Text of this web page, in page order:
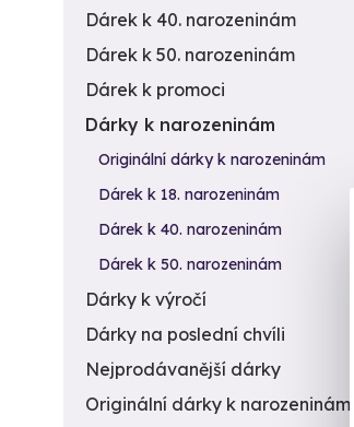
Dárek k 40. narozeninám
Dárek k 50. narozeninám
Dárek k promoci
Dárky k narozeninám
Originální dárky k narozeninám
Dárek k 18. narozeninám
Dárek k 40. narozeninám
Dárek k 50. narozeninám
Dárky k výročí
Dárky na poslední chvíli
Nejprodávanější dárky
Originální dárky k narozeninám